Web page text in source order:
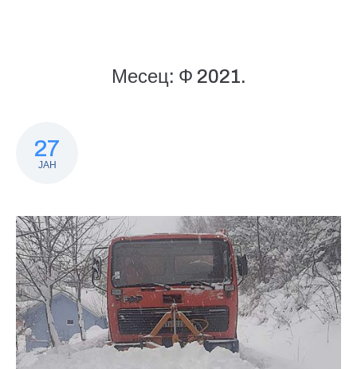
Месец: Ф 2021.
27
ЈАН